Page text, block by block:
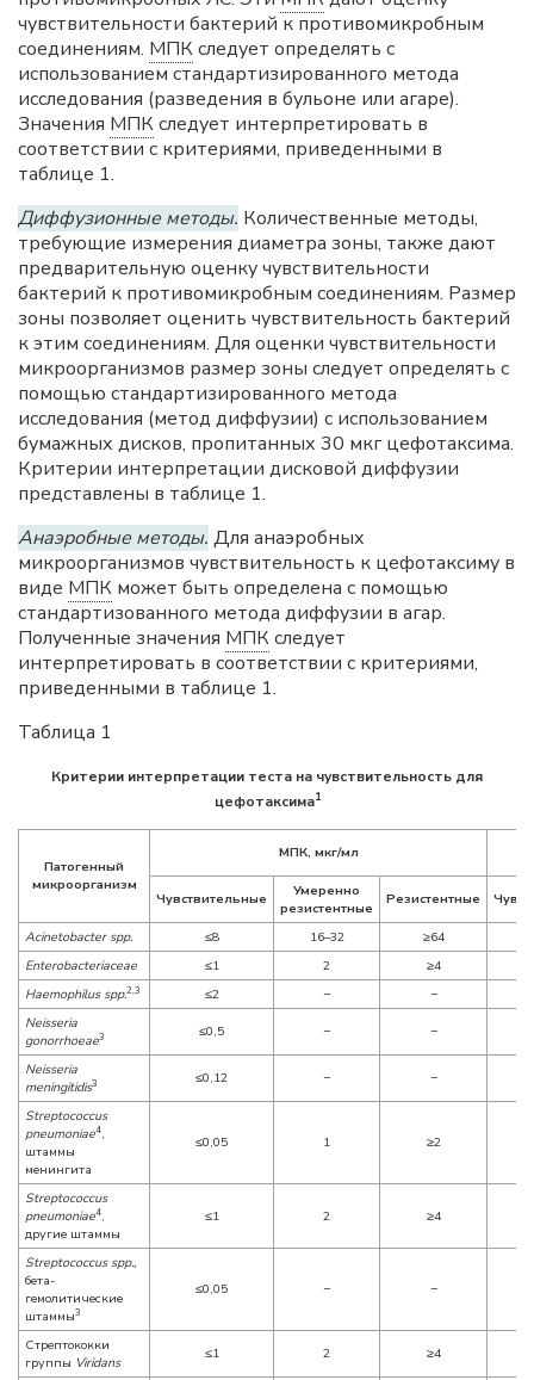
чувствительности бактерий к противомикробным
соединениям. МПКследует определять с
использованием стандартизированного метода
исследования (разведения в бульоне или агаре).
Значения МПКследует интерпретировать в
соответствии с критериями, приведенными в
таблице 1.
Диффузионные методы. Количественные методы,
требующие измерения диаметра зоны, также дают
предварительную оценку чувствительности
бактерий к противомикробным соединениям. Размер
зоны позволяет оценить чувствительность бактерий
к этим соединениям. Для оценки чувствительности
микроорганизмов размер зоны следует определять с
помощью стандартизированного метода
исследования (метод диффузии) с использованием
бумажных дисков, пропитанных 30 мкг цефотаксима.
Критерии интерпретации дисковой диффузии
представлены в таблице 1.
Анаэробные методы. Для анаэробных
микроорганизмов чувствительность к цефотаксиму в
виде МПК может быть определена с помощью
стандартизованного метода диффузии в агар.
Полученные значения МПКследует
интерпретировать в соответствии с критериями,
приведенными в таблице 1.
Таблица 1
Критерии интерпретации теста на чувствительность для
цефотаксима1
Патогенный
микроорганизм
МПК, мкг/мл
Чувствительные
Умеренно
резистентные
Резистентные
Acinetobacter spp. ≤8 16–32
≥64
Enterobacteriaceae
≤1 2
≥4
Haemophilus spp.2,3 ≤2 −
−
Neisseria
gonorrhoeae3 ≤0,5 − −
Neisseria
meningitidis3 ≤0,12 − −
Streptococcus
pneumoniae4,
штаммы
менингита
≤0,05 1 ≥2
Streptococcus
pneumoniae4,
другие штаммы
≤1 2 ≥4
Streptococcus spp.,
бета-
гемолитические
штаммы3
≤0,05 − −
Стрептококки
группы Viridans
≤1 2 ≥4